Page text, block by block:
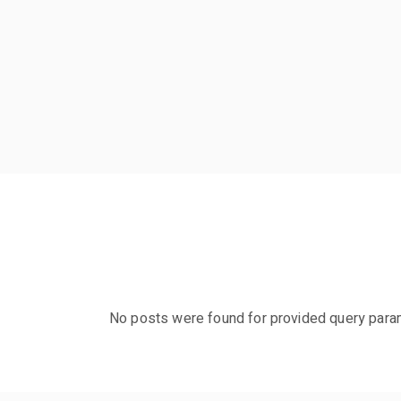
No posts were found for provided query